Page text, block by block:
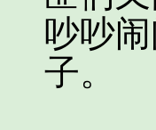
吵吵
子。